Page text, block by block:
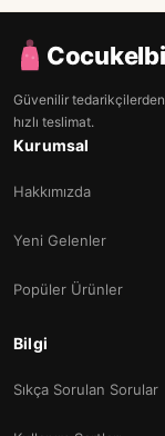
Güvenilir
hızlı teslimat.
Kurumsal
Hakkımızda
Yeni Gelenler
Popüler Ürünler
Bilgi
Sıkça Sorulan Sorular